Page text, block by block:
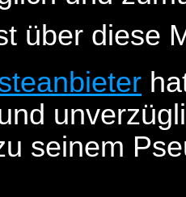
über diese
seinem